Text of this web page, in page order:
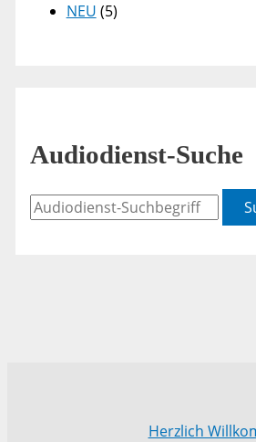
NEU (5)
Audiodienst-Suche
Herzlich